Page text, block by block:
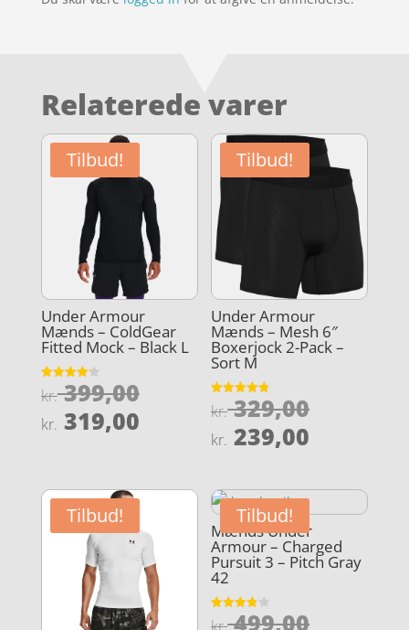
Relaterede varer
Tilbud!
Under Armour
Mænds – ColdGear
Fitted Mock – Black L
Vurderet
4.2
kr.399,00Den
oprindelige
kr. 399,00.
kr. 319,00Den
aktuelle
er:
kr. 319,00.
Tilbud!
Under Armour
Mænds – Mesh 6″
Boxerjock 2-Pack –
Sort M
Vurderet
4.8
kr.329,00Den
kr.
kr. 239,00
pris
er:
kr.
Tilbud! Tilbud!
Mænds Under
Armour – Charged
Pursuit 3 – Pitch Gray
42
Vurderet
499,00Den